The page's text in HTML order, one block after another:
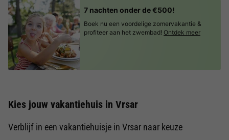
7 nachten onder de €500!
Boek nu een voordelige zomervakantie &
profiteer aan het zwembad! Ontdek meer
Kies jouw vakantiehuis in Vrsar
Verblijf in een vakantiehuisje in Vrsar naar keuze